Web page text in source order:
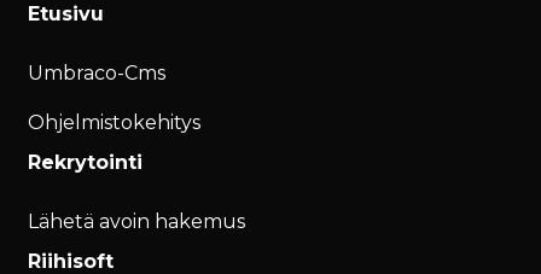
Etusivu
Umbraco-Cms
Ohjelmistokehitys
Rekrytointi
Lähetä avoin hakemus
Riihisoft